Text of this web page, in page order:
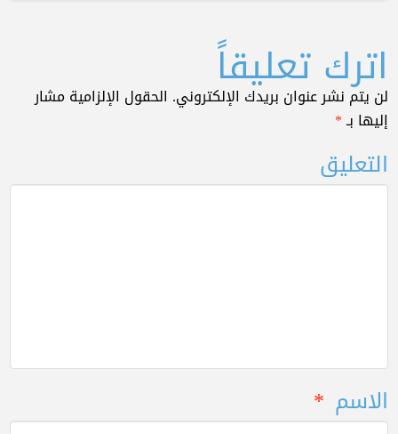
اترك تعليقاً
لن يتم نشر عنوان بريدك الإلكتروني. الحقول الإلزامية مشار
إليها بـ*
التعليق
الاسم *